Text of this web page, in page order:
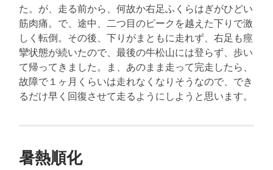
た。が、走る前から、何故か右足ふくらはぎがひどい
筋肉痛。で、途中、二つ目のピークを越えた下りで激
しく転倒。その後、下りがまともに走れず、右足も痙
攣状態が続いたので、最後の牛松山には登らず、歩い
て帰ってきました。ま、あのまま走って完走したら、
故障で１ヶ月くらいは走れなくなりそうなので、でき
るだけ早く回復させて走るようにしようと思います。
暑熱順化